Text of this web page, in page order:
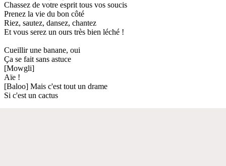
Chassez de votre esprit tous vos soucis
Prenez la vie du bon côté
Riez, sautez, dansez, chantez
Et vous serez un ours très bien léché !
Cueillir une banane, oui
Ça se fait sans astuce
[Mowgli]
Aïe !
[Baloo] Mais c'est tout un drame
Si c'est un cactus